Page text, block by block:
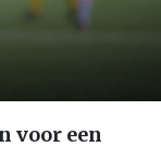
voor een